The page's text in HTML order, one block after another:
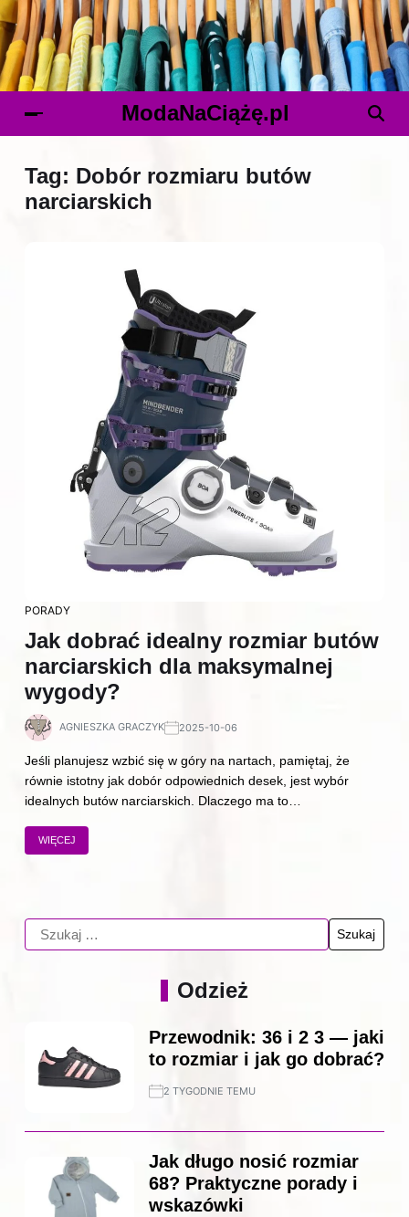
ModaNaCiążę.pl
Tag: Dobór rozmiaru butów
narciarskich
PORADY
Jak dobrać idealny rozmiar butów
narciarskich dla maksymalnej
wygody?
AGNIESZKA GRACZYK 2025-10-06
Jeśli planujesz wzbić się w góry na nartach, pamiętaj, że
równie istotny jak dobór odpowiednich desek, jest wybór
idealnych butów narciarskich. Dlaczego ma to…
WIĘCEJ
Odzież
Przewodnik: 36 i 2 3 — jaki
to rozmiar i jak go dobrać?
2 TYGODNIE TEMU
Jak długo nosić rozmiar
68? Praktyczne porady i
wskazówki